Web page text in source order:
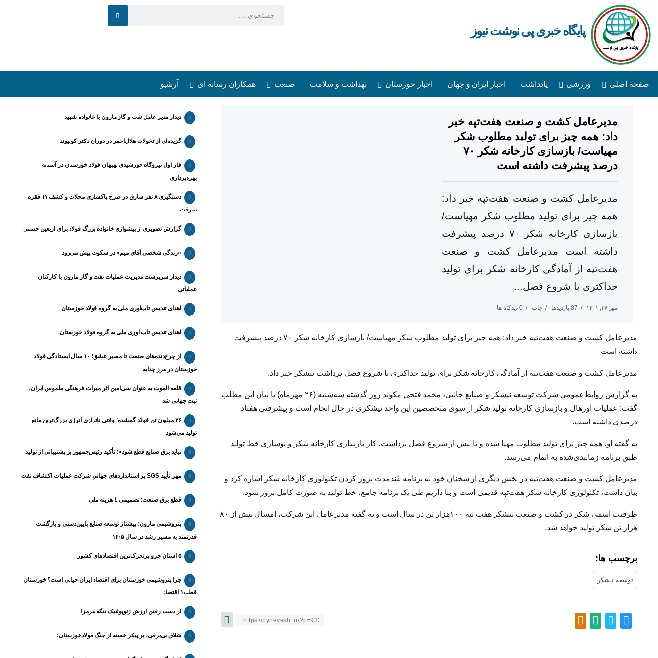
پایگاه خبری پی نوشت نیوز
صفحه اصلی ورزشی یادداشت اخبار ایران و جهان اخبار خوزستان بهداشت و سلامت صنعت همکاران رسانه ای آرشیو
مدیرعامل کشت و صنعت هفت‌تپه خبر
داد: همه چیز برای تولید مطلوب شکر
مهیاست/ بازسازی کارخانه شکر ۷۰
درصد پیشرفت داشته است
مدیرعامل کشت و صنعت هفت‌تپه خبر داد:
همه چیز برای تولید مطلوب شکر مهیاست/
بازسازی کارخانه شکر ۷۰ درصد پیشرفت
داشته است مدیرعامل کشت و صنعت
هفت‌تپه از آمادگی کارخانه شکر برای تولید
حداکثری با شروع فصل...
مهر ۲۷, ۱۴۰۱ 87 بازدیدها چاپ 0 دیدگاه ها
مدیرعامل کشت و صنعت هفت‌تپه خبر داد: همه چیز برای تولید مطلوب شکر مهیاست/ بازسازی کارخانه شکر ۷۰ درصد پیشرفت
داشته است
مدیرعامل کشت و صنعت هفت‌تپه از آمادگی کارخانه شکر برای تولید حداکثری با شروع فصل برداشت نیشکر خبر داد.
به گزارش روابط‌عمومی شرکت توسعه نیشکر و صنایع جانبی، محمد فتحی مکوند روز گذشته سه‌شنبه (۲۶ مهرماه) با بیان این مطلب
گفت: عملیات اورهال و بازسازی کارخانه تولید شکر از سوی متخصصین این واحد نیشکری در حال انجام است و پیشرفتی هفتاد
درصدی داشته است.
به گفته او، همه چیز برای تولید مطلوب مهیا شده و تا پیش از شروع فصل برداشت، کار بازسازی کارخانه شکر و نوسازی خط تولید
طبق برنامه زمانبدی‌شده به اتمام می‌رسد.
مدیرعامل کشت و صنعت هفت‌تپه در بخش دیگری از سخنان خود به برنامه بلندمدت بروز کردن تکنولوژی کارخانه شکر اشاره کرد و
بیان داشت، تکنولوژی کارخانه شکر هفت‌تپه قدیمی است و بنا داریم طی یک برنامه جامع، خط تولید به صورت کامل بروز شود.
ظرفیت اسمی شکر در کشت و صنعت نیشکر هفت تپه ۱۰۰هزار تن در سال است و به گفته مدیرعامل این شرکت، امسال بیش از ۸۰
هزار تن شکر تولید خواهد شد.
برچسب ها:
توسعه نیشکر
دیدار مدیر عامل نفت و گاز مارون با خانواده شهید
گزیده‌ای از تحولات هلال‌احمر در دوران دکتر کولیوند
فاز اول نیروگاه خورشیدی بهبهان فولاد خوزستان در آستانه
بهره‌برداری
دستگیری ۸ نفر سارق در طرح پاکسازی محلات و کشف ۱۷ فقره
سرقت
گزارش تصویری از پیشوازی خانواده بزرگ فولاد برای اربعین حسنی
«زندگی شخصی آقای میم» در سکوت پیش می‌رود
دیدار سرپرست مدیریت عملیات نفت و گاز مارون با کارکنان
عملیاتی
اهدای تندیس تاب‌آوری ملی به گروه فولاد خوزستان
اهدای تندیس تاب آوری ملی به گروه فولاد خوزستان
از چرخ‌دنده‌های صنعت تا مسیر عشق؛ ۱۰ سال ایستادگی فولاد
خوزستان در مرز چذابه
قلعه الموت به عنوان سی‌امین اثر میراث‌ فرهنگی ملموس ایران،
ثبت جهانی شد
۲۶ میلیون تن فولاد گمشده؛ وقتی ناترازی انرژی بزرگ‌ترین مانع
تولید می‌شود
نباید برق صنایع قطع شود»؛ تأکید رئیس‌جمهور بر پشتیبانی از تولید
مهر تأیید SGS بر استانداردهای جهانیِ شرکت عملیات اکتشاف نفت
قطع برق صنعت؛ تصمیمی با هزینه ملی
پتروشیمی مارون؛ پیشتاز توسعه صنایع پایین‌دستی و بازگشت
قدرتمند به مسیر رشد در سال ۱۴۰۵
۵ استان جزو پرتحرک‌ترین اقتصاد‌های کشور
چرا پتروشیمی خوزستان برای اقتصاد ایران حیاتی است؟ خوزستان
قطب۱ اقتصاد
از دست رفتن ارزش ژئوپولتیک تنگه هرمز!
شلاق‌ بی‌برقی، بر پیکر خسته‌ از جنگ فولادخوزستان؛